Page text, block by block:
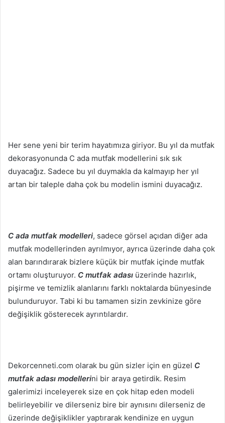
Her sene yeni bir terim hayatımıza giriyor. Bu yıl da mutfak
dekorasyonunda C ada mutfak modellerini sık sık
duyacağız. Sadece bu yıl duymakla da kalmayıp her yıl
artan bir taleple daha çok bu modelin ismini duyacağız.
C ada mutfak modelleri, sadece görsel açıdan diğer ada
mutfak modellerinden ayrılmıyor, ayrıca üzerinde daha çok
alan barındırarak bizlere küçük bir mutfak içinde mutfak
ortamı oluşturuyor. C mutfak adası üzerinde hazırlık,
pişirme ve temizlik alanlarını farklı noktalarda bünyesinde
bulunduruyor. Tabi ki bu tamamen sizin zevkinize göre
değişiklik gösterecek ayrıntılardır.
Dekorcenneti.com olarak bu gün sizler için en güzel C
mutfak adası modellerini bir araya getirdik. Resim
galerimizi inceleyerek size en çok hitap eden modeli
belirleyebilir ve dilerseniz bire bir aynısını dilerseniz de
üzerinde değişiklikler yaptırarak kendinize en uygun